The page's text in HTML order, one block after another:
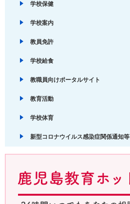
学校保健
学校案内
教員免許
学校給食
教職員向けポータルサイト
教育活動
学校体育
新型コロナウイルス感染症関係通知等